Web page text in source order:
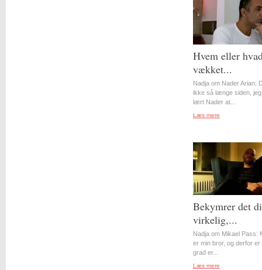
Hvem eller
vækket...
Nadja om Nader Arian:
ikke så længe siden,
lært Nader at...
Læs mere
Bekymrer det
virkelig,...
Nadja om Mikael Pass:
er min bror, og derfor er
grad er...
Læs mere